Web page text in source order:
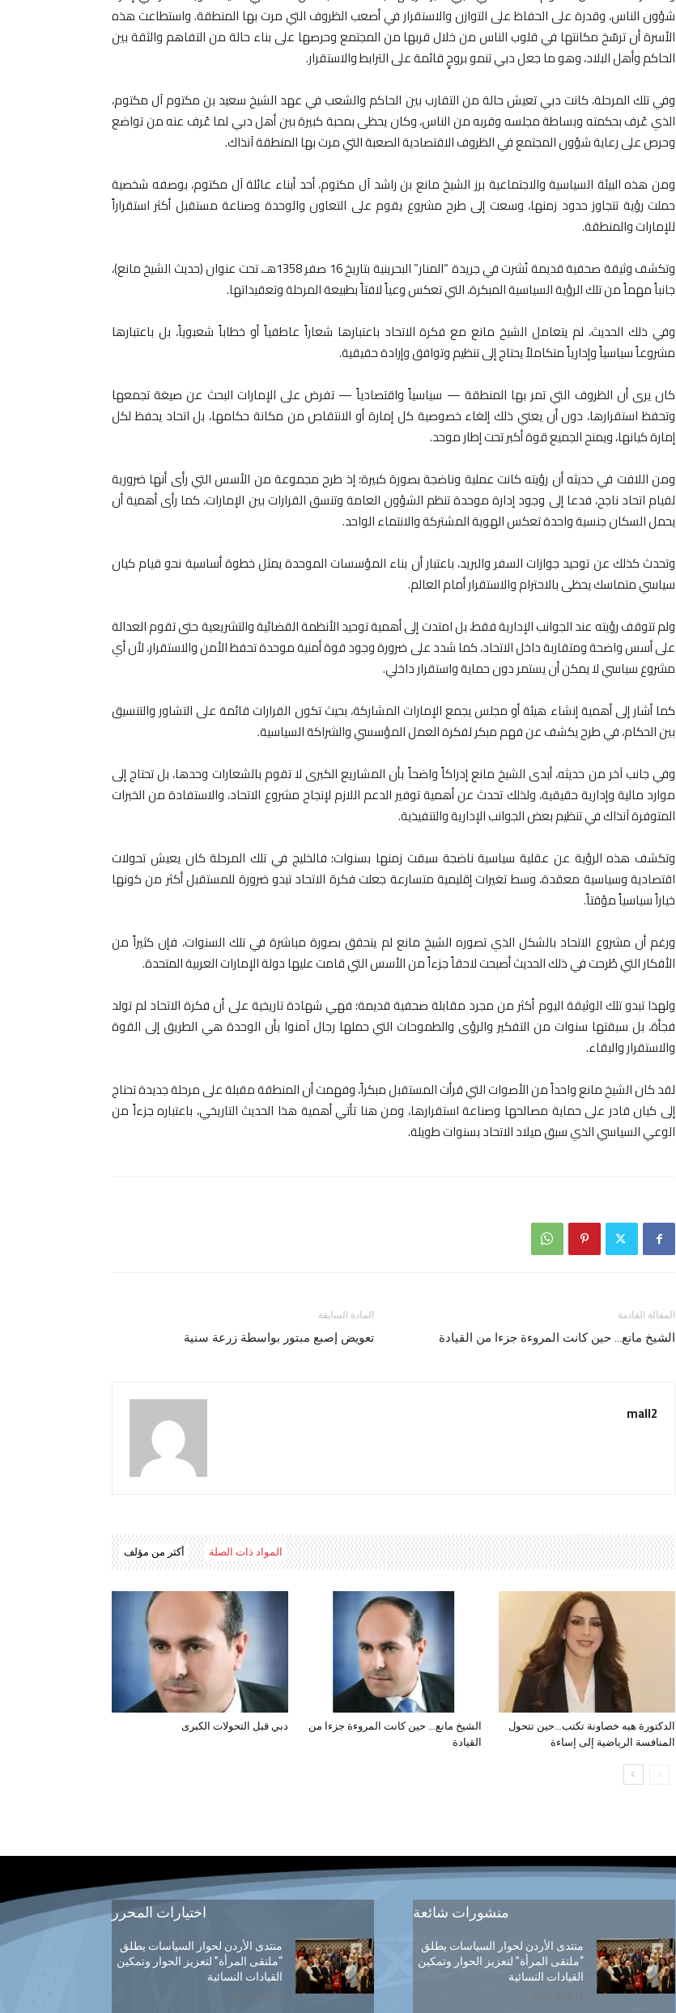
شؤون الناس، وقدرة على الحفاظ على التوازن والاستقرار في أصعب الظروف التي مرت بها المنطقة. واستطاعت هذه
الأسرة أن ترسّخ مكانتها في قلوب الناس من خلال قربها من المجتمع وحرصها على بناء حالة من التفاهم والثقة بين
الحاكم وأهل البلاد، وهو ما جعل دبي تنمو بروحٍ قائمة على الترابط والاستقرار.
وفي تلك المرحلة، كانت دبي تعيش حالة من التقارب بين الحاكم والشعب في عهد الشيخ سعيد بن مكتوم آل مكتوم،
الذي عُرف بحكمته وبساطة مجلسه وقربه من الناس، وكان يحظى بمحبة كبيرة بين أهل دبي لما عُرف عنه من تواضع
وحرص على رعاية شؤون المجتمع في الظروف الاقتصادية الصعبة التي مرت بها المنطقة آنذاك.
ومن هذه البيئة السياسية والاجتماعية برز الشيخ مانع بن راشد آل مكتوم، أحد أبناء عائلة آل مكتوم، بوصفه شخصية
حملت رؤية تتجاوز حدود زمنها، وسعت إلى طرح مشروع يقوم على التعاون والوحدة وصناعة مستقبل أكثر استقراراً
للإمارات والمنطقة.
وتكشف وثيقة صحفية قديمة نُشرت في جريدة “المنار” البحرينية بتاريخ 16 صفر 1358هـ، تحت عنوان (حديث الشيخ مانع)،
جانباً مهماً من تلك الرؤية السياسية المبكرة، التي تعكس وعياً لافتاً بطبيعة المرحلة وتعقيداتها.
وفي ذلك الحديث، لم يتعامل الشيخ مانع مع فكرة الاتحاد باعتبارها شعاراً عاطفياً أو خطاباً شعبوياً، بل باعتبارها
مشروعاً سياسياً وإدارياً متكاملاً يحتاج إلى تنظيم وتوافق وإرادة حقيقية.
كان يرى أن الظروف التي تمر بها المنطقة — سياسياً واقتصادياً — تفرض على الإمارات البحث عن صيغة تجمعها
وتحفظ استقرارها، دون أن يعني ذلك إلغاء خصوصية كل إمارة أو الانتقاص من مكانة حكامها، بل اتحاد يحفظ لكل
إمارة كيانها، ويمنح الجميع قوة أكبر تحت إطار موحد.
ومن اللافت في حديثه أن رؤيته كانت عملية وناضجة بصورة كبيرة؛ إذ طرح مجموعة من الأسس التي رأى أنها ضرورية
لقيام اتحاد ناجح، فدعا إلى وجود إدارة موحدة تنظم الشؤون العامة وتنسق القرارات بين الإمارات، كما رأى أهمية أن
يحمل السكان جنسية واحدة تعكس الهوية المشتركة والانتماء الواحد.
وتحدث كذلك عن توحيد جوازات السفر والبريد، باعتبار أن بناء المؤسسات الموحدة يمثل خطوة أساسية نحو قيام كيان
سياسي متماسك يحظى بالاحترام والاستقرار أمام العالم.
ولم تتوقف رؤيته عند الجوانب الإدارية فقط، بل امتدت إلى أهمية توحيد الأنظمة القضائية والتشريعية حتى تقوم العدالة
على أسس واضحة ومتقاربة داخل الاتحاد، كما شدد على ضرورة وجود قوة أمنية موحدة تحفظ الأمن والاستقرار، لأن أي
مشروع سياسي لا يمكن أن يستمر دون حماية واستقرار داخلي.
كما أشار إلى أهمية إنشاء هيئة أو مجلس يجمع الإمارات المشاركة، بحيث تكون القرارات قائمة على التشاور والتنسيق
بين الحكام، في طرح يكشف عن فهم مبكر لفكرة العمل المؤسسي والشراكة السياسية.
وفي جانب آخر من حديثه، أبدى الشيخ مانع إدراكاً واضحاً بأن المشاريع الكبرى لا تقوم بالشعارات وحدها، بل تحتاج إلى
موارد مالية وإدارية حقيقية، ولذلك تحدث عن أهمية توفير الدعم اللازم لإنجاح مشروع الاتحاد، والاستفادة من الخبرات
المتوفرة آنذاك في تنظيم بعض الجوانب الإدارية والتنفيذية.
وتكشف هذه الرؤية عن عقلية سياسية ناضجة سبقت زمنها بسنوات؛ فالخليج في تلك المرحلة كان يعيش تحولات
اقتصادية وسياسية معقدة، وسط تغيرات إقليمية متسارعة جعلت فكرة الاتحاد تبدو ضرورة للمستقبل أكثر من كونها
خياراً سياسياً مؤقتاً.
ورغم أن مشروع الاتحاد بالشكل الذي تصوره الشيخ مانع لم يتحقق بصورة مباشرة في تلك السنوات، فإن كثيراً من
الأفكار التي طُرحت في ذلك الحديث أصبحت لاحقاً جزءاً من الأسس التي قامت عليها دولة الإمارات العربية المتحدة.
ولهذا تبدو تلك الوثيقة اليوم أكثر من مجرد مقابلة صحفية قديمة؛ فهي شهادة تاريخية على أن فكرة الاتحاد لم تولد
فجأة، بل سبقتها سنوات من التفكير والرؤى والطموحات التي حملها رجال آمنوا بأن الوحدة هي الطريق إلى القوة
والاستقرار والبقاء.
لقد كان الشيخ مانع واحداً من الأصوات التي قرأت المستقبل مبكراً، وفهمت أن المنطقة مقبلة على مرحلة جديدة تحتاج
إلى كيان قادر على حماية مصالحها وصناعة استقرارها، ومن هنا تأتي أهمية هذا الحديث التاريخي، باعتباره جزءاً من
الوعي السياسي الذي سبق ميلاد الاتحاد بسنوات طويلة.
المادة السابقة
تعويض إصبع مبتور بواسطة زرعة سنية
المقالة القادمة
الشيخ مانع… حين كانت المروءة جزءا من القيادة
mall2
المواد ذات الصلة أكثر من مؤلف
دبي قبل التحولات الكبرى
الشيخ مانع… حين كانت المروءة جزءا من
القيادة
الدكتورة هبه خصاونة تكتب…حين تتحول
المنافسة الرياضية إلى إساءة
اختيارات المحرر
منتدى الأردن لحوار السياسات يطلق
“ملتقى المرأة” لتعزيز الحوار وتمكين
القيادات النسائية
14 يوليو, 2026
منشورات شائعة
منتدى الأردن لحوار السياسات يطلق
“ملتقى المرأة” لتعزيز الحوار وتمكين
القيادات النسائية
14 يوليو, 2026